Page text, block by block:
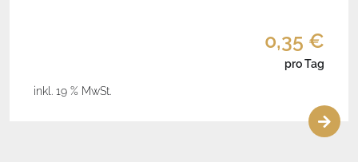
0,35 €
pro Tag
inkl. 19 % MwSt.